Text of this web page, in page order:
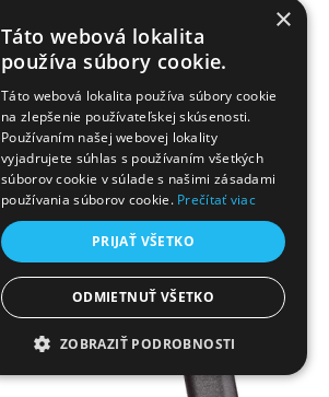
×
Táto webová lokalita
používa súbory cookie.
Táto webová lokalita používa súbory cookie
na zlepšenie používateľskej skúsenosti.
Používaním našej webovej lokality
vyjadrujete súhlas s používaním všetkých
súborov cookie v súlade s našimi zásadami
používania súborov cookie. Prečítať viac
PRIJAŤ VŠETKO
ODMIETNUŤ VŠETKO
ZOBRAZIŤ PODROBNOSTI